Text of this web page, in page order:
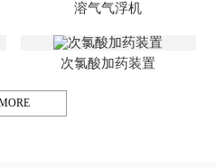
溶气气浮机
次氯酸加药装置